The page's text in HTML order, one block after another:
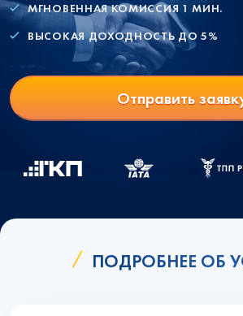
МГНОВЕННАЯ КОМИССИЯ 1 МИН.
ВЫСОКАЯ ДОХОДНОСТЬ ДО 5%
Отправить
ПОДРОБНЕЕ ОБ